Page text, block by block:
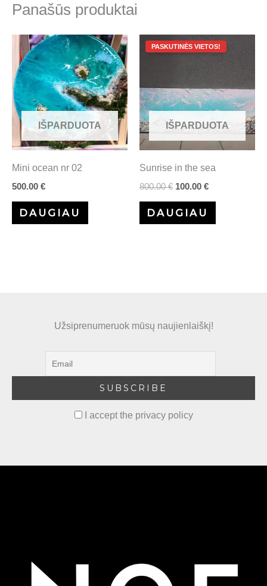
Panašūs produktai
IŠPARDUOTA
Mini ocean nr 02
500.00 €
DAUGIAU
IŠPARDUOTA
Sunrise in the sea
800.00€
Original
price
100.00 €
Current
price
DAUGIAU
Užsiprenumeruok mūsų naujienlaiškį!
I accept the privacy policy